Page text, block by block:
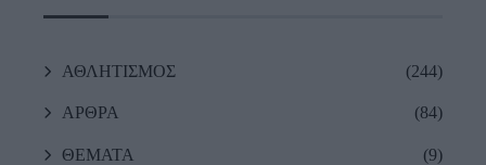
ΑΘΛΗΤΙΣΜΟΣ (244)
ΑΡΘΡΑ (84)
ΘΕΜΑΤΑ (9)